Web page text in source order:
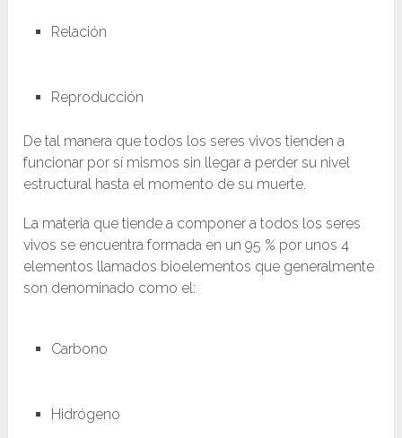
Relación
Reproducción
De tal manera que todos los seres vivos tienden a
funcionar por sí mismos sin llegar a perder su nivel
estructural hasta el momento de su muerte.
La materia que tiende a componer a todos los seres
vivos se encuentra formada en un 95 % por unos 4
elementos llamados bioelementos que generalmente
son denominado como el:
Carbono
Hidrógeno